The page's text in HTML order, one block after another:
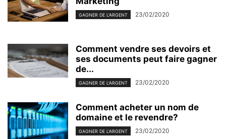
GAGNER DE L'ARGENT 23/02/2020
Comment vendre ses devoirs et
ses documents peut faire gagner
de...
GAGNER DE L'ARGENT 23/02/2020
Comment acheter un nom de
domaine et le revendre?
GAGNER DE L'ARGENT 23/02/2020